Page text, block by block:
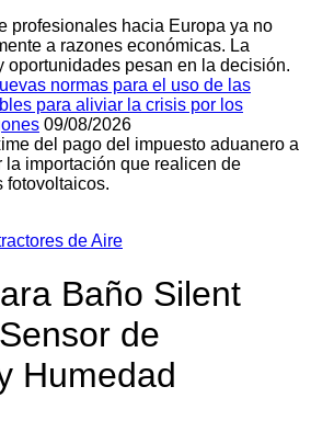
profesionales hacia Europa ya no
a razones económicas. La
oportunidades pesan en la decisión.
normas para el uso de las
para aliviar la crisis por los
09/08/2026
del pago del impuesto aduanero a
la importación que realicen de
fotovoltaicos.
de Aire
Baño Silent
de
Humedad